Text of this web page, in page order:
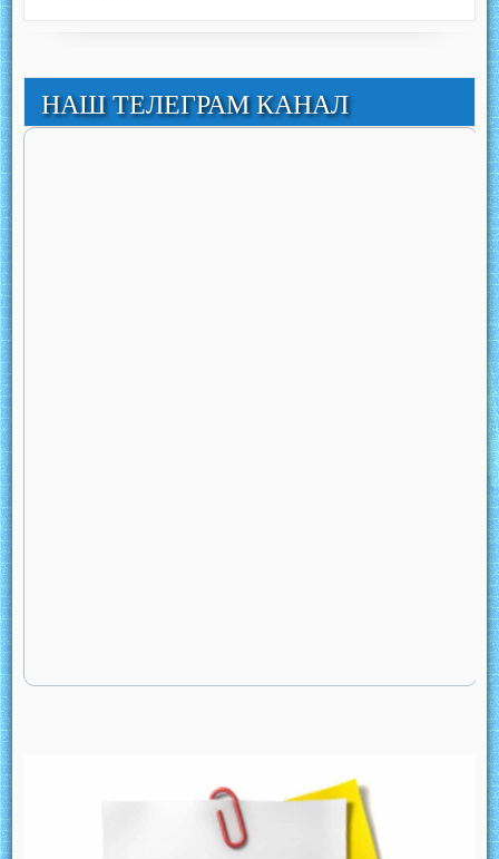
НАШ ТЕЛЕГРАМ КАНАЛ